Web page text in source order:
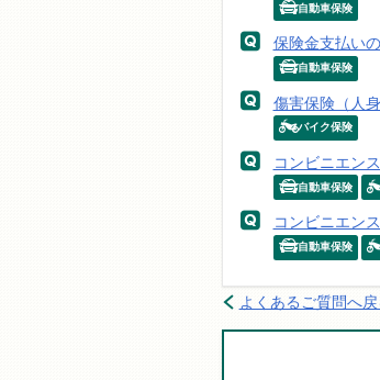
自動車保険
保険金支払い
自動車保険
傷害保険（人
バイク保険
コンビニエン
自動車保険
コンビニエン
自動車保険
よくあるご質問へ戻